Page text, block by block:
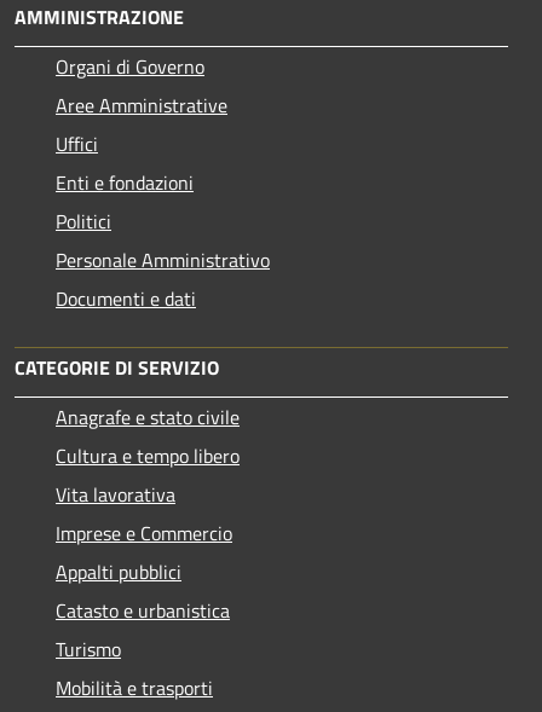
AMMINISTRAZIONE
Organi di Governo
Aree Amministrative
Uffici
Enti e fondazioni
Politici
Personale Amministrativo
Documenti e dati
CATEGORIE DI SERVIZIO
Anagrafe e stato civile
Cultura e tempo libero
Vita lavorativa
Imprese e Commercio
Appalti pubblici
Catasto e urbanistica
Turismo
Mobilità e trasporti